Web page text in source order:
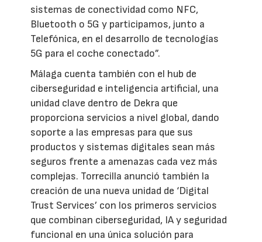
sistemas de conectividad como NFC,
Bluetooth o 5G y participamos, junto a
Telefónica, en el desarrollo de tecnologías
5G para el coche conectado”.
Málaga cuenta también con el hub de
ciberseguridad e inteligencia artificial, una
unidad clave dentro de Dekra que
proporciona servicios a nivel global, dando
soporte a las empresas para que sus
productos y sistemas digitales sean más
seguros frente a amenazas cada vez más
complejas. Torrecilla anunció también la
creación de una nueva unidad de ‘Digital
Trust Services’ con los primeros servicios
que combinan ciberseguridad, IA y seguridad
funcional en una única solución para